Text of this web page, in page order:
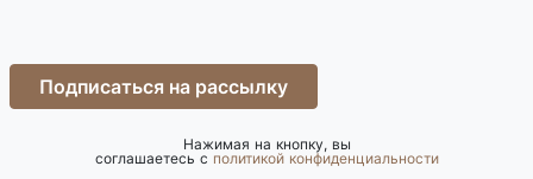
Подписаться на рассылку
Нажимая на кнопку, вы
соглашаетесь с политикой конфиденциальности